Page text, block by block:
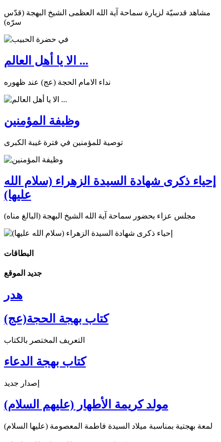
مشاهد قدسيّة لزيارة سماحة آية الله العظمى الشيخ البهجة (قدّس
سرّه)
الا يا أهل العالم ...
نداء الامام الحجة (عج) عند ظهوره
وظيفة المؤمنين
توصية للمؤمنين في فترة غيبة الكبرى
إحياء ذكرى شهادة السيدة الزهراء (سلام الله
عليها)
مجلس عزاء بحضور سماحة آية الله الشيخ البهجة (البالغ مناه)
البطاقات
جديد الموقع
هدر
كتاب بهجة الحجة(عج)
التعريف المختصر بالكتاب
كتاب بهجة الدعاء
إصدار جديد
مولد كريمة الأطهار (عليهم السلام)
لمعة بهجتية بمناسبة ميلاد السيدة فاطمة المعصومة (عليها السلام)